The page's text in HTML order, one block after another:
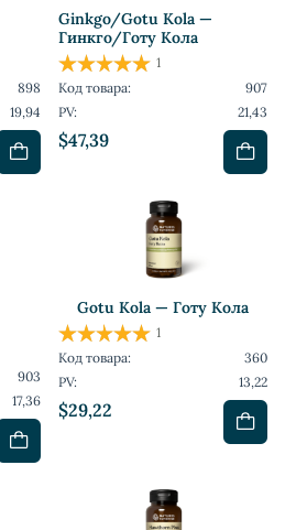
898
19,94
Ginkgo/Gotu Kola —
Гинкго/Готу Кола
$47,39
1
Код товара:
907
PV:
21,43
903
17,36
Gotu Kola — Готу Кола
$29,22
1
Код товара:
360
PV:
13,22